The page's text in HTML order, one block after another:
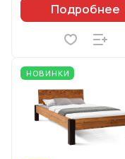
Подробнее
НОВИНКИ